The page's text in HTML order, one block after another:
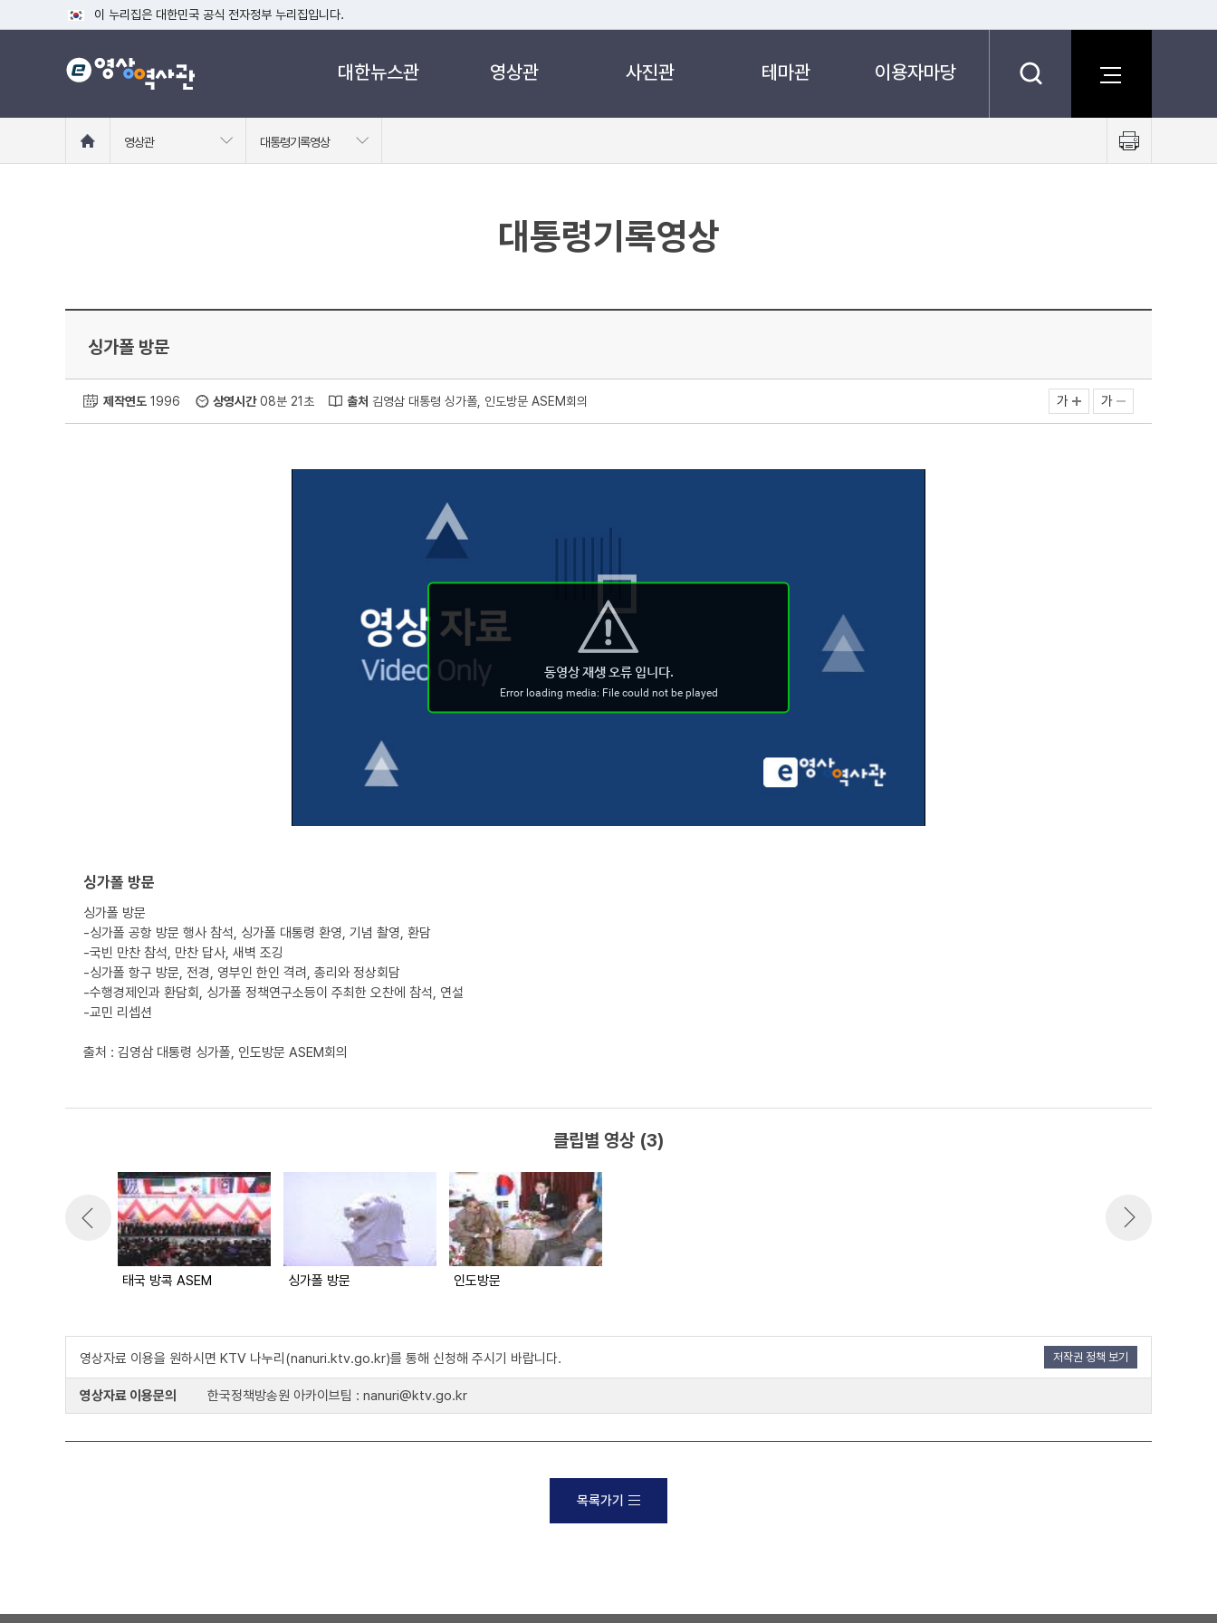
이 누리집은 대한민국 공식 전자정부 누리집입니다.
공식 누리집 주소 확인하기
go.kr 주소를 사용하는 누리집은 대한민국 정부기관이 관리하는 누리집입니다.
대한뉴스관 영상관 사진관 테마관 이용자마당
로
영상관 대통령기록영상
트
대통령기록영상
싱가폴 방문
제작연도 1996 상영시간08분 21초 출처 김영삼 대통령 싱가폴, 인도방문 ASEM회의 가 가
싱가폴 방문
싱가폴 방문
-싱가폴 공항 방문 행사 참석, 싱가폴 대통령 환영, 기념 촬영, 환담
-국빈 만찬 참석, 만찬 답사, 새벽 조깅
-싱가폴 항구 방문, 전경, 영부인 한인 격려, 총리와 정상회담
-수행경제인과 환담회, 싱가폴 정책연구소등이 주최한 오찬에 참석, 연설
-교민 리셉션
출처 : 김영삼 대통령 싱가폴, 인도방문 ASEM회의
클립별 영상 (3)
태국 방콕 ASEM 싱가폴 방문 인도방문
영상자료 이용을 원하시면 KTV 나누리(nanuri.ktv.go.kr)를 통해 신청해 주시기 바랍니다. 저작권 정책 보기
영상자료 이용문의 한국정책방송원 아카이브팀 : nanuri@ktv.go.kr
목록가기